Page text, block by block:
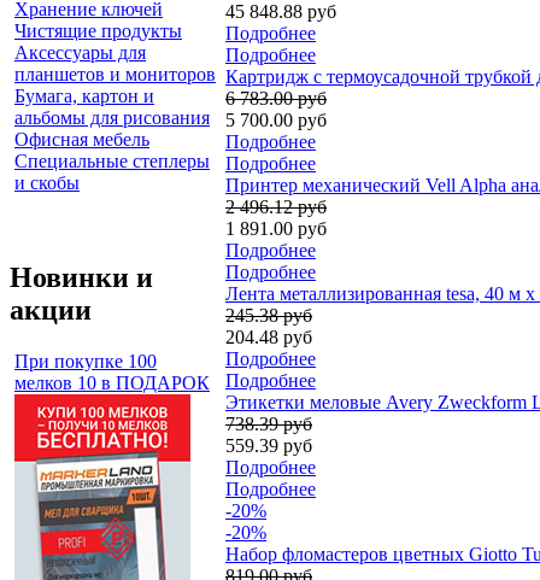
Хранение ключей
Чистящие продукты
Аксессуары для
планшетов и мониторов
Бумага, картон и
альбомы для рисования
Офисная мебель
Специальные степлеры
и скобы
Новинки и
акции
При покупке 100
мелков 10 в ПОДАРОК
45 848.88 руб
Подробнее
Подробнее
Картридж с термоусадочной
6 783.00 руб
5 700.00 руб
Подробнее
Подробнее
Принтер механический Vell Alpha
2 496.12 руб
1 891.00 руб
Подробнее
Подробнее
Лента металлизированная tesa, 40 м
245.38 руб
204.48 руб
Подробнее
Подробнее
Этикетки меловые Avery Zweckform
738.39 руб
559.39 руб
Подробнее
Подробнее
-20%
-20%
Набор фломастеров цветных Giotto